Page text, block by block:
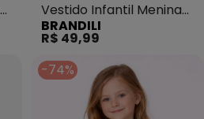
Vestido Infantil Menina
em Meia Malha (Rosa)
BRANDILI
R$ 49,99
-74%